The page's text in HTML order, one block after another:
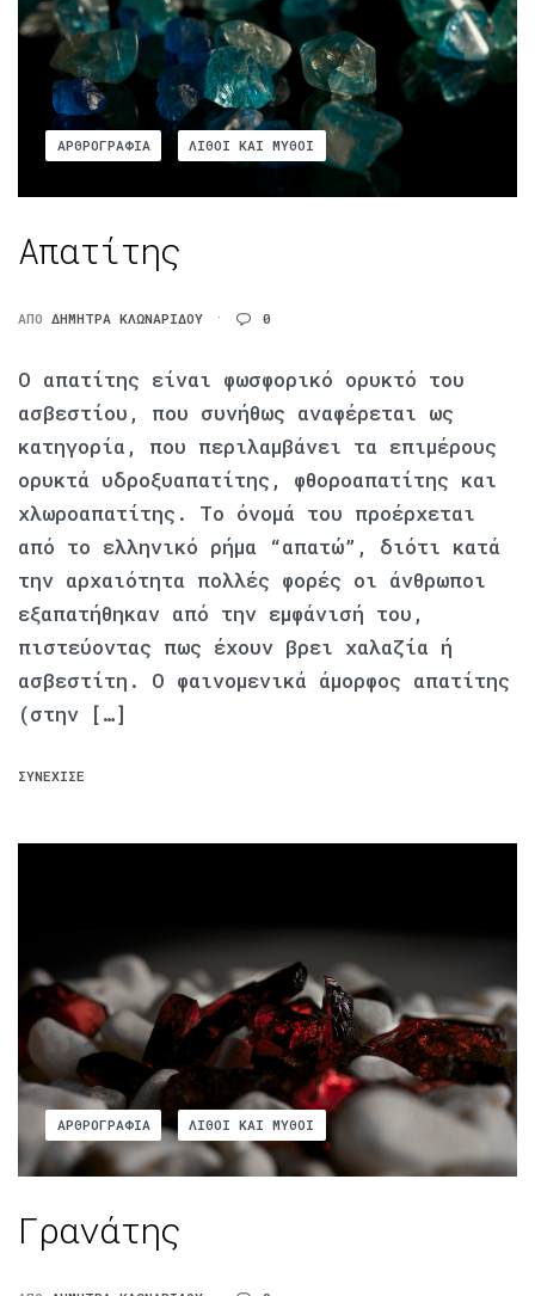
ΑΡΘΡΟΓΡΑΦΊΑ ΛΊΘΟΙ ΚΑΙ ΜΎΘΟΙ
Απατίτης
ΑΠΌ ΔΉΜΗΤΡΑ ΚΛΩΝΑΡΊΔΟΥ 0
Ο απατίτης είναι φωσφορικό ορυκτό του
ασβεστίου, που συνήθως αναφέρεται ως
κατηγορία, που περιλαμβάνει τα επιμέρους
ορυκτά υδροξυαπατίτης, φθοροαπατίτης και
χλωροαπατίτης. Το όνομά του προέρχεται
από το ελληνικό ρήμα “απατώ”, διότι κατά
την αρχαιότητα πολλές φορές οι άνθρωποι
εξαπατήθηκαν από την εμφάνισή του,
πιστεύοντας πως έχουν βρει χαλαζία ή
ασβεστίτη. Ο φαινομενικά άμορφος απατίτης
(στην […]
ΣΥΝΈΧΙΣΕ
ΑΡΘΡΟΓΡΑΦΊΑ ΛΊΘΟΙ ΚΑΙ ΜΎΘΟΙ
Γρανάτης